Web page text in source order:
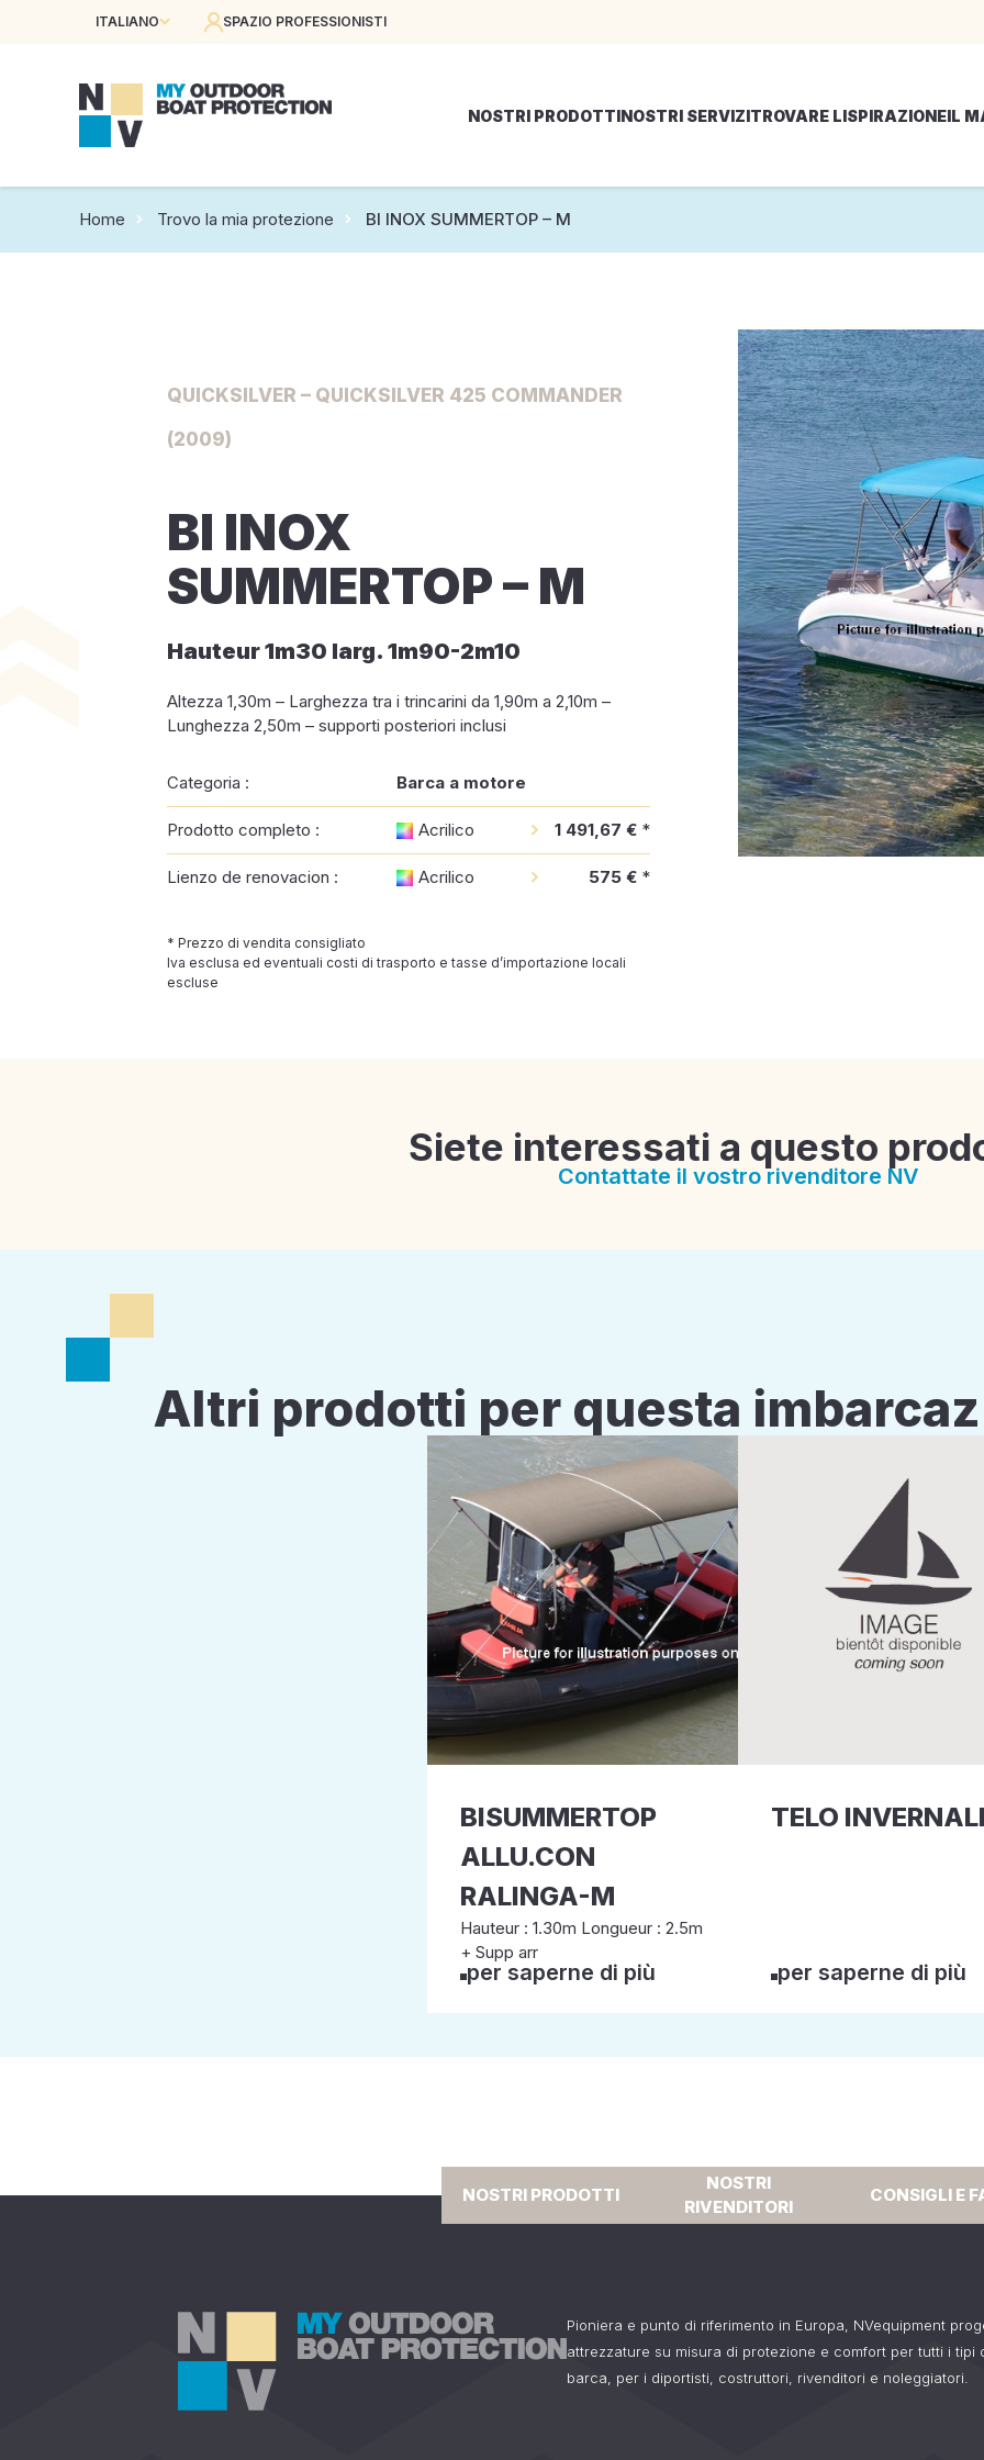
ITALIANO SPAZIO PROFESSIONISTI
NOSTRI PRODOTTINOSTRI SERVIZITROVARE LISPIRAZIONEIL
Home Trovo la mia protezione BI INOX SUMMERTOP – M
QUICKSILVER – QUICKSILVER 425 COMMANDER
(2009)
BI INOX
SUMMERTOP – M
Hauteur 1m30 larg. 1m90-2m10
Altezza 1,30m – Larghezza tra i trincarini da 1,90m a 2,10m –
Lunghezza 2,50m – supporti posteriori inclusi
Categoria : Barca a motore
Prodotto completo : Acrilico 1 491,67 € *
Lienzo de renovacion : Acrilico 575 € *
* Prezzo di vendita consigliato
Iva esclusa ed eventuali costi di trasporto e tasse d’importazione locali
escluse
Siete interessati a questo
Contattate il vostro rivenditore NV
Altri prodotti per questa
BISUMMERTOP
ALLU.CON
RALINGA-M
Hauteur : 1.30m Longueur : 2.5m
+ Supp arr
per saperne di più
TELO
per saperne di più
NOSTRI PRODOTTI
NOSTRI
RIVENDITORI
CONSIGLI E
Pioniera e punto di riferimento in Europa, NVequipment
attrezzature su misura di protezione e comfort per tutti i tipi
barca, per i diportisti, costruttori, rivenditori e noleggiatori.